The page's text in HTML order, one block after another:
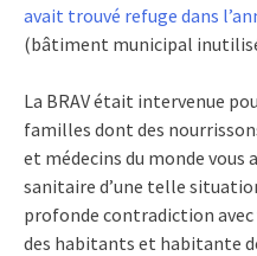
avait trouvé refuge dans
(bâtiment municipal
La BRAV était intervenue
familles dont des
et médecins du monde vous
sanitaire d’une telle
profonde contradiction
des habitants et habitante